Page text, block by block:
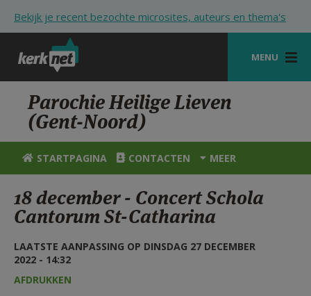
Bekijk je recent bezochte microsites, auteurs en thema's
MENU
STARTPAGINA
KERK
VIERINGEN
ZOEKEN
HULP
Parochie Heilige Lieven
(Gent-Noord)
STARTPAGINA CONTACTEN MEER
18 december - Concert Schola
Cantorum St-Catharina
LAATSTE AANPASSING OP DINSDAG 27 DECEMBER
2022 - 14:32
AFDRUKKEN